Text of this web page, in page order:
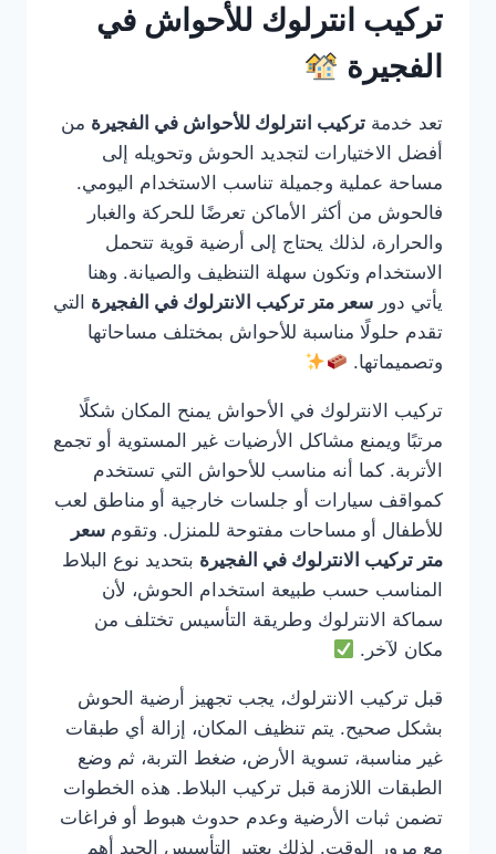
تركيب انترلوك للأحواش في
الفجيرة
تعد خدمة تركيب انترلوك للأحواش في الفجيرة من
أفضل الاختيارات لتجديد الحوش وتحويله إلى
مساحة عملية وجميلة تناسب الاستخدام اليومي.
فالحوش من أكثر الأماكن تعرضًا للحركة والغبار
والحرارة، لذلك يحتاج إلى أرضية قوية تتحمل
الاستخدام وتكون سهلة التنظيف والصيانة. وهنا
يأتي دور سعر متر تركيب الانترلوك في الفجيرة التي
تقدم حلولًا مناسبة للأحواش بمختلف مساحاتها
وتصميماتها.
تركيب الانترلوك في الأحواش يمنح المكان شكلًا
مرتبًا ويمنع مشاكل الأرضيات غير المستوية أو تجمع
الأتربة. كما أنه مناسب للأحواش التي تستخدم
كمواقف سيارات أو جلسات خارجية أو مناطق لعب
للأطفال أو مساحات مفتوحة للمنزل. وتقوم سعر
متر تركيب الانترلوك في الفجيرة بتحديد نوع البلاط
المناسب حسب طبيعة استخدام الحوش، لأن
سماكة الانترلوك وطريقة التأسيس تختلف من
مكان لآخر.
قبل تركيب الانترلوك، يجب تجهيز أرضية الحوش
بشكل صحيح. يتم تنظيف المكان، إزالة أي طبقات
غير مناسبة، تسوية الأرض، ضغط التربة، ثم وضع
الطبقات اللازمة قبل تركيب البلاط. هذه الخطوات
تضمن ثبات الأرضية وعدم حدوث هبوط أو فراغات
مع مرور الوقت. لذلك يعتبر التأسيس الجيد أهم